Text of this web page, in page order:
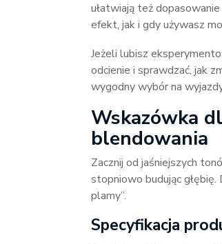
ułatwiają też
efekt, jak i gdy używasz
Jeżeli lubisz
odcienie i sprawdzać, jak
wygodny wybór na
Wskazówka
blendowania
Zacznij od jaśniejszych
stopniowo budując
plamy”.
Specyfikacja